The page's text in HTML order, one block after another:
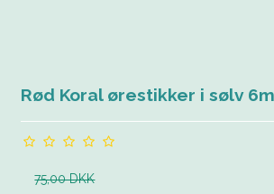
Rød Koral ørestikker i sølv
75,00 DKK